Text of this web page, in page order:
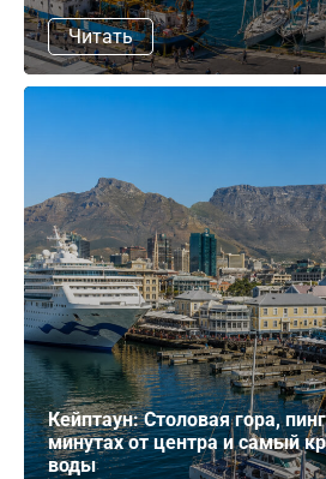
Читать
Кейптаун: Столовая гора,
минутах от центра и самый
воды